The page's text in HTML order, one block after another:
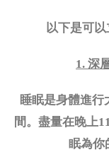
以下是可以
1. 深
睡眠是身體進行
間。盡量在晚上
眠為你